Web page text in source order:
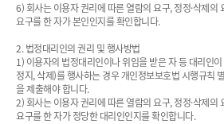
6) 회사는 이용자 권리에 따른 열람의 요구, 정정·삭제의
요구를 한 자가 본인인지를 확인합니다.
2. 법정대리인의 권리 및 행사방법
1) 이용자의 법정대리인이나 위임을 받은 자 등 대리인
정지, 삭제)를 행사하는 경우 개인정보보호법 시행규칙
을 제출해야 합니다.
2) 회사는 이용자 권리에 따른 열람의 요구, 정정·삭제의
요구를 한 자가 정당한 대리인인지를 확인합니다.